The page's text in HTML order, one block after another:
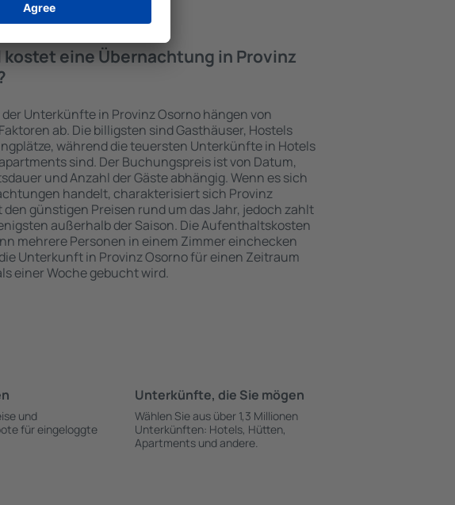
kostet eine Übernachtung in Provinz
der Unterkünfte in Provinz Osorno hängen von
ab. Die billigsten sind Gasthäuser, Hostels
während die teuersten Unterkünfte in Hotels
sind. Der Buchungspreis ist von Datum,
und Anzahl der Gäste abhängig. Wenn es sich
handelt, charakterisiert sich Provinz
den günstigen Preisen rund um das Jahr, jedoch zahlt
außerhalb der Saison. Die Aufenthaltskosten
mehrere Personen in einem Zimmer einchecken
Unterkunft in Provinz Osorno für einen Zeitraum
einer Woche gebucht wird.
und
für eingeloggte
Unterkünfte, die Sie mögen
Wählen Sie aus über 1,3 Millionen
Unterkünften: Hotels, Hütten,
Apartments und andere.